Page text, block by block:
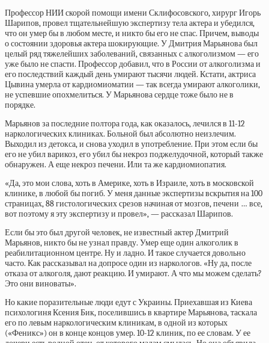
Профессор НИИ скорой помощи имени Склифосовского, хирург Игорь
Шарипов, провел тщательнейшую экспертизу тела актера и убедился,
что он умер бы в любом месте, и никто бы его не спас. Причем, выводы
о состоянии здоровья актера шокирующие. У Дмитрия Марьянова был
целый ряд тяжелейших заболеваний, связанных с алкоголизмом — его
уже было не спасти. Профессор добавил, что в России от алкоголизма и
его последствий каждый день умирают тысячи людей. Кстати, актриса
Цывина умерла от кардиомиоматии — так всегда умирают алкоголики,
не успевшие опохмелиться. У Марьянова сердце тоже было не в
порядке.
Марьянов за последние полтора года, как оказалось, лечился в 11-12
наркологических клиниках. Больной был абсолютно неизлечим.
Выходил из детокса, и снова уходил в употребление. При этом если бы
его не убил варикоз, его убил бы некроз поджелудочной, который также
обнаружен. А еще некроз печени. Или та же кардиомиопатия.
«Да, это мои слова, хоть в Америке, хоть в Израиле, хоть в московской
клинике, в любой бы погиб. У меня данные экспертизы вскрытия на 100
страницах, 88 гистологических срезов начиная от мозгов, печени … все,
вот поэтому я эту экспертизу и провел», — рассказал Шарипов.
Если бы это был другой человек, не известный актер Дмитрий
Марьянов, никто бы не узнал правду. Умер еще один алкоголик в
реабилитационном центре. Ну и ладно. И такое случается довольно
часто. Как рассказывал на допросе один из наркологов. «Ну да, после
отказа от алкоголя, дают реакцию. И умирают. А что мы можем сделать?
Это они виноваты».
Но какие поразительные люди едут с Украины. Приехавшая из Киева
психологиня Ксения Бик, поселившись в квартире Марьянова, таскала
его по левым наркологическим клиникам, в одной из которых
(«Феникс») он в конце концов умер. 10-12 клиник, по ее словам. У ее